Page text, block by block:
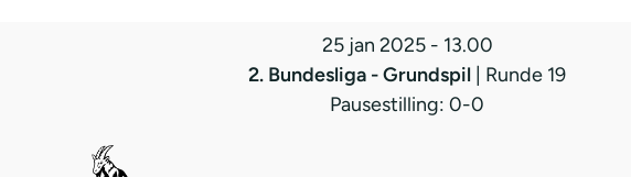
25 jan 2025 - 13.00
2. Bundesliga - Grundspil
| Runde 19
Pausestilling: 0-0